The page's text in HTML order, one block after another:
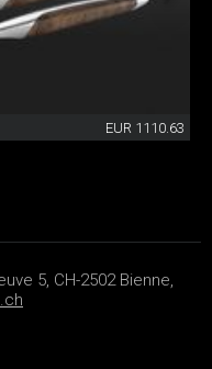
EUR 1110.63
5, CH-2502 Bienne,